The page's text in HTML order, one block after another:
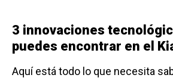
3 innovaciones
puedes encontrar en el
Aquí está todo lo que necesita